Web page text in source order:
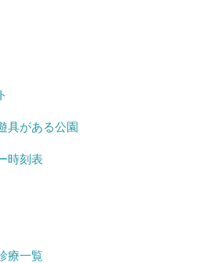
具がある公園
時刻表
療一覧